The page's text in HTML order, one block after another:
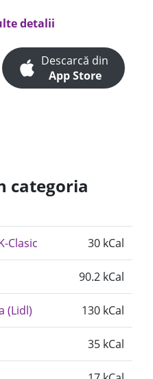
detalii
Descarcă din
App Store
categoria
Clasic 30 kCal
90.2 kCal
(Lidl) 130 kCal
35 kCal